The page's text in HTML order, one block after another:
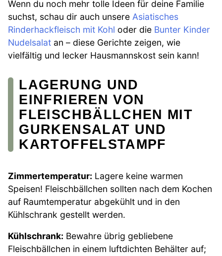
Wenn du noch mehr tolle Ideen für deine Familie
suchst, schau dir auch unsere Asiatisches
Rinderhackfleisch mit Kohl oder die Bunter Kinder
Nudelsalat an – diese Gerichte zeigen, wie
vielfältig und lecker Hausmannskost sein kann!
LAGERUNG UND
EINFRIEREN VON
FLEISCHBÄLLCHEN MIT
GURKENSALAT UND
KARTOFFELSTAMPF
Zimmertemperatur: Lagere keine warmen
Speisen! Fleischbällchen sollten nach dem Kochen
auf Raumtemperatur abgekühlt und in den
Kühlschrank gestellt werden.
Kühlschrank: Bewahre übrig gebliebene
Fleischbällchen in einem luftdichten Behälter auf;